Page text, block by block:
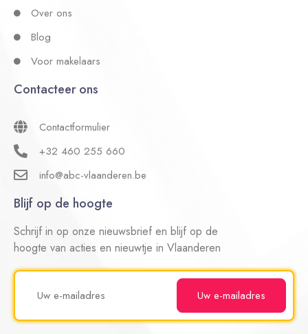
Over ons
Blog
Voor makelaars
Contacteer ons
Contactformulier
+32 460 255 660
info@abc-vlaanderen.be
Blijf op de hoogte
Schrijf in op onze nieuwsbrief en blijf op de
hoogte van acties en nieuwtje in Vlaanderen